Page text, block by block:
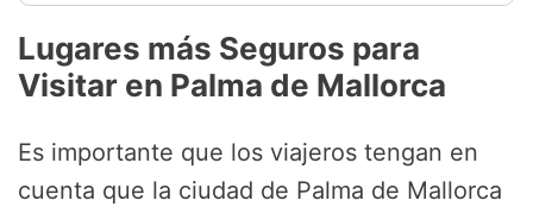
Lugares más Seguros para
Visitar en Palma de Mallorca
Es importante que los viajeros tengan en
cuenta que la ciudad de Palma de Mallorca